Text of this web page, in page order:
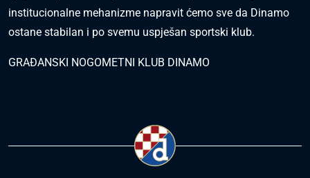
institucionalne mehanizme napravit ćemo sve da Dinamo
ostane stabilan i po svemu uspješan sportski klub.
GRAĐANSKI NOGOMETNI KLUB DINAMO